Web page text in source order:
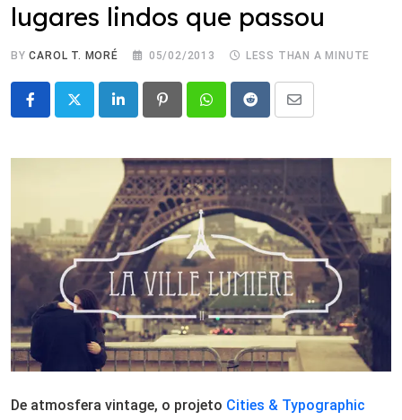
lugares lindos que passou
BYCAROL T. MORÉ 05/02/2013 LESS THAN A MINUTE
LinkedIn PinterestWhatsappRedditShare
Email
De atmosfera vintage, o projeto Cities & Typographic